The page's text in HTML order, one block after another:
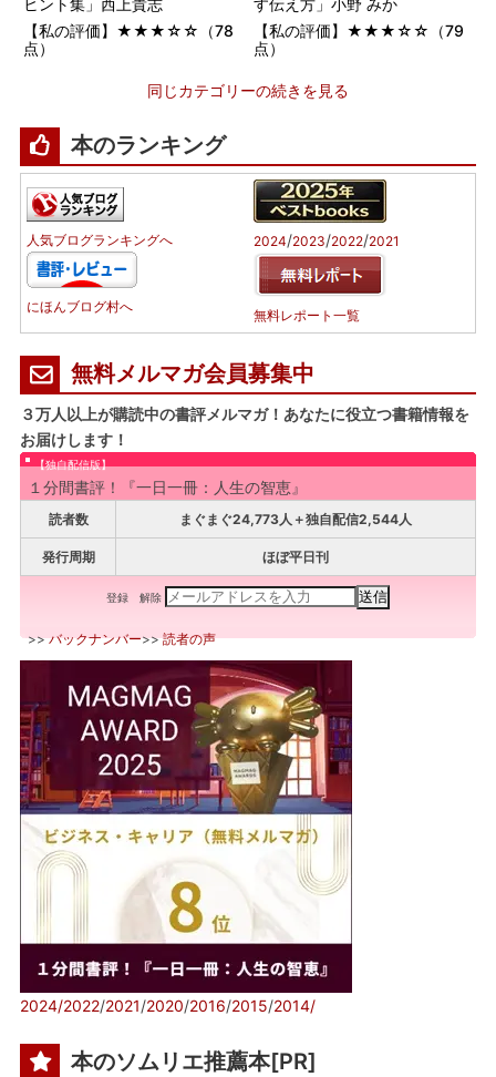
ヒント集」西上貴志
【私の評価】★★★☆☆（78
点）
す伝え方」小野 みか
【私の評価】★★★☆☆（79
点）
同じカテゴリーの続きを見る
本のランキング
人気ブログランキングへ
にほんブログ村へ
2024/2023/2022/2021
無料レポート一覧
無料メルマガ会員募集中
３万人以上が購読中の書評メルマガ！あなたに役立つ書籍情報を
お届けします！
【独自配信版】
１分間書評！『一日一冊：人生の智恵』
読者数 まぐまぐ24,773人＋独自配信2,544人
発行周期 ほぼ平日刊
登録 解除
>>バックナンバー>>読者の声
2024/2022/2021/2020/2016/2015/2014/
本のソムリエ推薦本[PR]